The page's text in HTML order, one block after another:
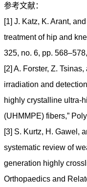
参考文献：
[1] J. Katz, K. Arant,
treatment of hip and
325, no. 6, pp.
[2] A. Forster, Z.
irradiation and
highly crystalline ultra-
(UHMMPE) fibers,”
[3] S. Kurtz, H. Gawel,
systematic review of
generation highly
Orthopaedics and